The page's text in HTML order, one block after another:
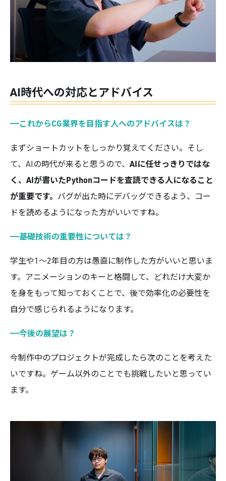
AI時代への対応とアドバイス
——これからCG業界を目指す人へのアドバイスは？
まずショートカットをしっかり覚えてください。そし
て、AIの時代が来ると思うので、 AIに任せっきりではな
く、AIが書いたPythonコードを査読できる人になること
が重要です。 バグが出た時にデバッグできるよう、コー
ドを読めるようになった方がいいですね。
——基礎技術の重要性については？
学生や1〜2年目の方は愚直に制作した方がいいと思いま
す。アニメーションのキーと格闘して、どれだけ大変か
を身をもって知っておくことで、後で効率化の必要性を
自分で感じられるようになります。
——今後の展望は？
今制作中のプロジェクトが完成したら次のことを考えた
いですね。ゲーム以外のことでも挑戦したいと思ってい
ます。